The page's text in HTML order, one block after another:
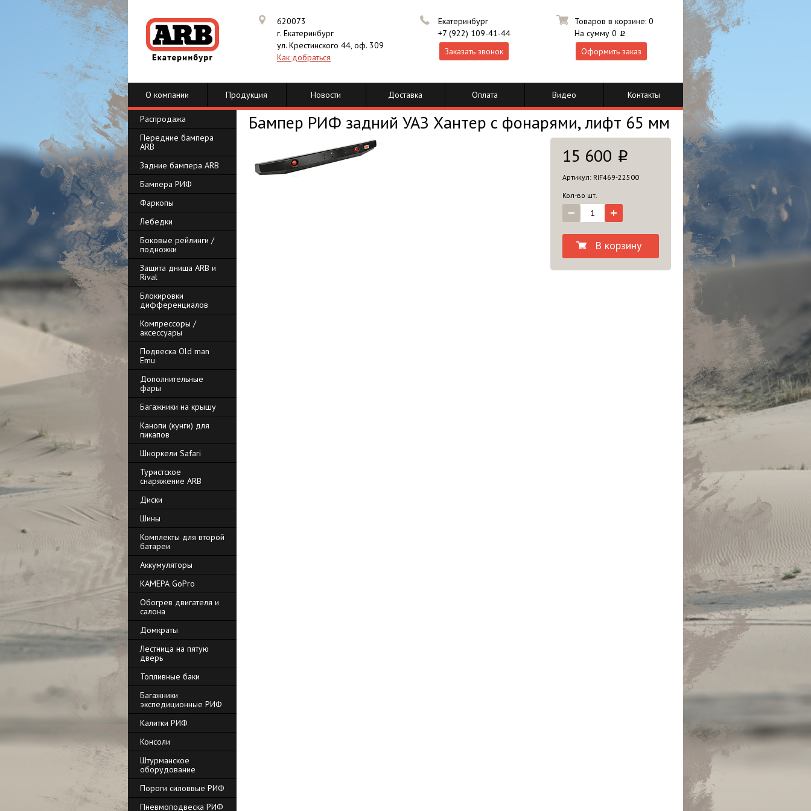
Товаров в корзине: 0
На сумму 0 i
Оформить заказ
Екатеринбург
+7 (922) 109-41-44
Заказать звонок
620073
г. Екатеринбург
ул. Крестинского 44, оф. 309
Как добраться
О компании Продукция Новости Доставка Оплата Видео Контакты
Распродажа
Передние бампера
ARB
Задние бампера ARB
Бампера РИФ
Фаркопы
Лебедки
Боковые рейлинги /
подножки
Защита днища ARB и
Rival
Блокировки
дифференциалов
Компрессоры /
аксессуары
Подвеска Old man
Emu
Дополнительные
фары
Багажники на крышу
Канопи (кунги) для
пикапов
Шноркели Safari
Туристское
снаряжение ARB
Диски
Шины
Комплекты для второй
батареи
Аккумуляторы
КАМЕРА GoPro
Обогрев двигателя и
салона
Домкраты
Лестница на пятую
дверь
Топливные баки
Багажники
экспедиционные РИФ
Калитки РИФ
Консоли
Штурманское
оборудование
Пороги силоввые РИФ
Пневмоподвеска РИФ
Бампер РИФ задний УАЗ Хантер с фонарями, лифт 65 мм
15 600 i
Артикул: RIF469-22500
Кол-во шт.
В корзину